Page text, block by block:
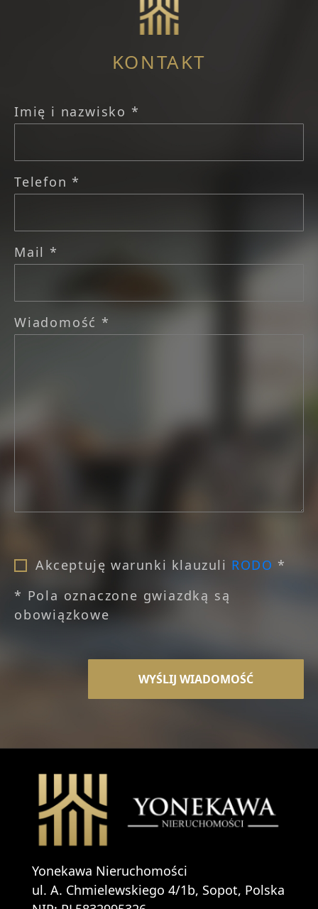
KONTAKT
Imię i nazwisko *
Telefon *
Mail *
Wiadomość *
Akceptuję warunki klauzuli RODO *
* Pola oznaczone gwiazdką są
obowiązkowe
Yonekawa Nieruchomości
ul. A. Chmielewskiego 4/1b, Sopot, Polska